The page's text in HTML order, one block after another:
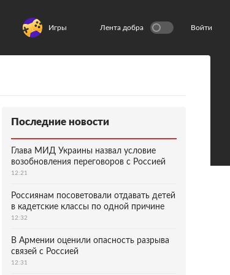
Игры Лента добра Войти
Последние новости
Глава МИД Украины назвал условие
возобновления переговоров с Россией
12:21
Россиянам посоветовали отдавать детей
в кадетские классы по одной причине
12:32
В Армении оценили опасность разрыва
связей с Россией
12:31